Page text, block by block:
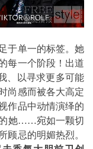
单一的标签。她
每一个阶段！出道
、以寻求更多可能
尚感而被各大高定
作品中动情演绎的
她……宛如一颗切
顾忌的明媚热烈。